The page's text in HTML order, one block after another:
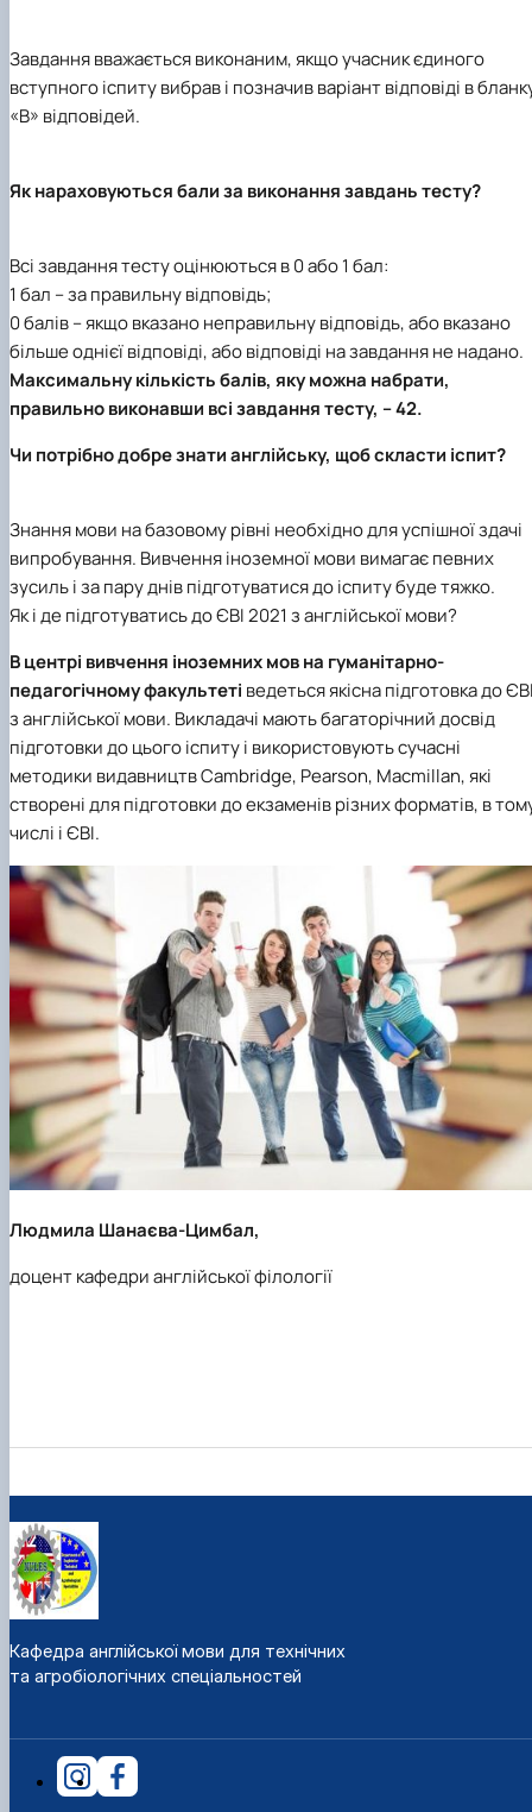
Завдання вважається виконаним, якщо учасник єдиного
вступного іспиту вибрав і позначив варіант відповіді в
«В» відповідей.
Як нараховуються бали за виконання завдань тесту?
Всі завдання тесту оцінюються в 0 або 1 бал:
1 бал – за правильну відповідь;
0 балів – якщо вказано неправильну відповідь, або вказано
більше однієї відповіді, або відповіді на завдання не надано.
Максимальну кількість балів, яку можна набрати,
правильно виконавши всі завдання тесту, – 42.
Чи потрібно добре знати англійську, щоб скласти іспит?
Знання мови на базовому рівні необхідно для успішної здачі
випробування. Вивчення іноземної мови вимагає певних
зусиль і за пару днів підготуватися до іспиту буде тяжко.
Як і де підготуватись до ЄВІ 2021 з англійської мови?
В центрі вивчення іноземних мов на гуманітарно-
педагогічному факультеті ведеться якісна підготовка до
з англійської мови. Викладачі мають багаторічний досвід
підготовки до цього іспиту і використовують сучасні
методики видавництв Cambridge, Pearson, Macmillan, які
створені для підготовки до екзаменів різних форматів, в
числі і ЄВІ.
Людмила Шанаєва-Цимбал,
доцент кафедри англійської філології
Кафедра англійської мови для технічних
та агробіологічних спеціальностей